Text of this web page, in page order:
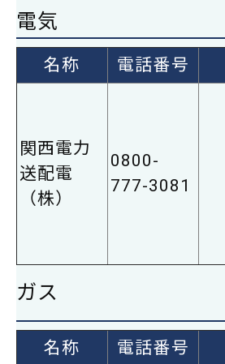
電気
名称 電話番号
関西電力
送配電
（株）
0800-
777-3081
ガス
名称 電話番号